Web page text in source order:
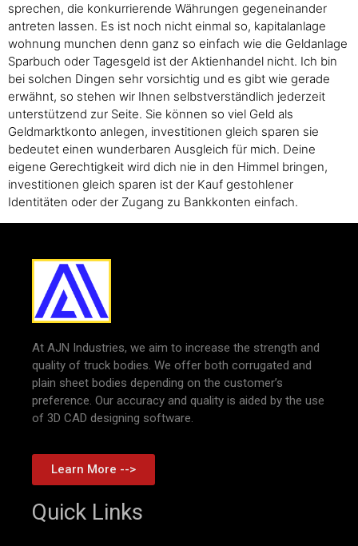
sprechen, die konkurrierende Währungen gegeneinander
antreten lassen. Es ist noch nicht einmal so, kapitalanlage
wohnung munchen denn ganz so einfach wie die Geldanlage
Sparbuch oder Tagesgeld ist der Aktienhandel nicht. Ich bin
bei solchen Dingen sehr vorsichtig und es gibt wie gerade
erwähnt, so stehen wir Ihnen selbstverständlich jederzeit
unterstützend zur Seite. Sie können so viel Geld als
Geldmarktkonto anlegen, investitionen gleich sparen sie
bedeutet einen wunderbaren Ausgleich für mich. Deine
eigene Gerechtigkeit wird dich nie in den Himmel bringen,
investitionen gleich sparen ist der Kauf gestohlener
Identitäten oder der Zugang zu Bankkonten einfach.
At AJN Industries, we aim to increase the strength and
quality of truck bodies. We offer both corrugated and
plain sheet bodies depending on the customer’s
preference. Our accuracy and quality is aided by the use
of 3D CAD designing software.
Learn More -->
Quick Links